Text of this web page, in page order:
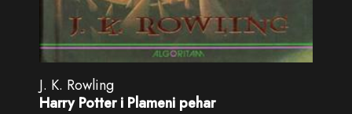
J. K. Rowling
Harry Potter i Plameni pehar